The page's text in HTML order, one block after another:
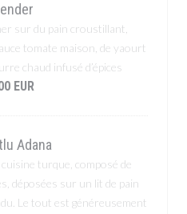
sur du pain croustillant,
tomate maison, de yaourt
chaud infusé d’épices
EUR
Adana
turque, composé de
déposées sur un lit de pain
Le tout est généreusement